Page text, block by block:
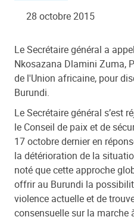
28 octobre 2015
Le Secrétaire général a
Nkosazana Dlamini Zuma,
de l'Union africaine, pour
Burundi.
Le Secrétaire général s’est
le Conseil de paix et de
17 octobre dernier en
la détérioration de la
noté que cette approche
offrir au Burundi la
violence actuelle et de
consensuelle sur la marche